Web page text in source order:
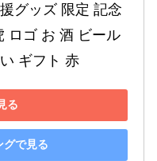
グッズ 限定 記念
ロゴ お 酒 ビール
ギフト 赤
る
で見る